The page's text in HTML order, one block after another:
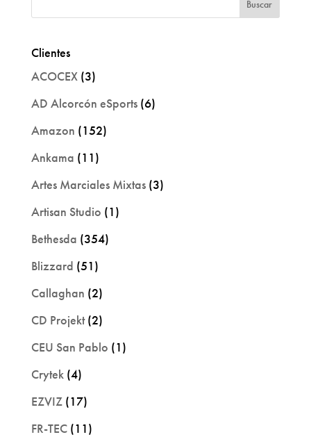
Clientes
ACOCEX(3)
AD Alcorcón eSports(6)
Amazon (152)
Ankama (11)
Artes Marciales Mixtas(3)
Artisan Studio (1)
Bethesda (354)
Blizzard (51)
Callaghan (2)
CD Projekt(2)
CEU San Pablo (1)
Crytek(4)
EZVIZ(17)
FR-TEC(11)